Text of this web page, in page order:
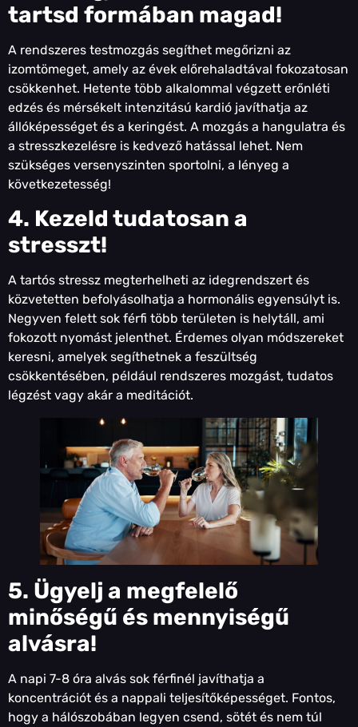
tartsd formában magad!
A rendszeres testmozgás segíthet megőrizni az
izomtömeget, amely az évek előrehaladtával fokozatosan
csökkenhet. Hetente több alkalommal végzett erőnléti
edzés és mérsékelt intenzitású kardió javíthatja az
állóképességet és a keringést. A mozgás a hangulatra és
a stresszkezelésre is kedvező hatással lehet. Nem
szükséges versenyszinten sportolni, a lényeg a
következetesség!
4. Kezeld tudatosan a
stresszt!
A tartós stressz megterhelheti az idegrendszert és
közvetetten befolyásolhatja a hormonális egyensúlyt is.
Negyven felett sok férfi több területen is helytáll, ami
fokozott nyomást jelenthet. Érdemes olyan módszereket
keresni, amelyek segíthetnek a feszültség
csökkentésében, például rendszeres mozgást, tudatos
légzést vagy akár a meditációt.
5. Ügyelj a megfelelő
minőségű és mennyiségű
alvásra!
A napi 7-8 óra alvás sok férfinél javíthatja a
koncentrációt és a nappali teljesítőképességet. Fontos,
hogy a hálószobában legyen csend, sötét és nem túl